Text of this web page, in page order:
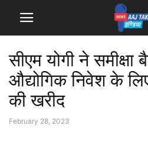
सीएम योगी ने
औद्योगिक निवेश के
की खरीद
February 28, 2023